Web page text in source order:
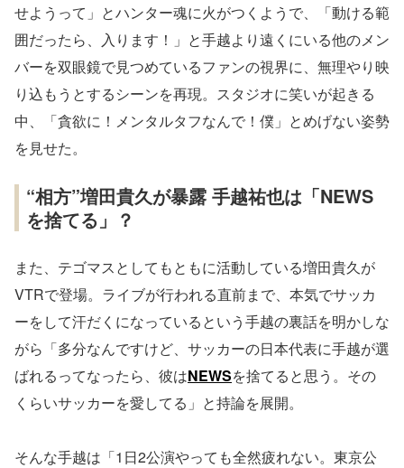
せようって」とハンター魂に火がつくようで、「動ける範
囲だったら、入ります！」と手越より遠くにいる他のメン
バーを双眼鏡で見つめているファンの視界に、無理やり映
り込もうとするシーンを再現。スタジオに笑いが起きる
中、「貪欲に！メンタルタフなんで！僕」とめげない姿勢
を見せた。
“相方”増田貴久が暴露 手越祐也は「NEWS
を捨てる」？
また、テゴマスとしてもともに活動している増田貴久が
VTRで登場。ライブが行われる直前まで、本気でサッカ
ーをして汗だくになっているという手越の裏話を明かしな
がら「多分なんですけど、サッカーの日本代表に手越が選
ばれるってなったら、彼はNEWSを捨てると思う。その
くらいサッカーを愛してる」と持論を展開。
そんな手越は「1日2公演やっても全然疲れない。東京公